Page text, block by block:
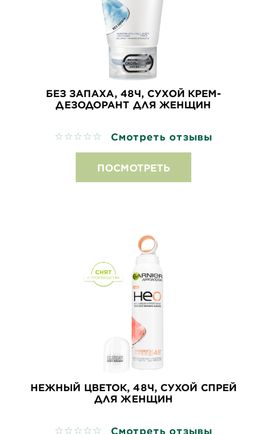
БЕЗ ЗАПАХА, 48Ч, СУХОЙ КРЕМ-
ДЕЗОДОРАНТ ДЛЯ ЖЕНЩИН
No reviews Смотреть отзывы
ПОСМОТРЕТЬ
НЕЖНЫЙ ЦВЕТОК, 48Ч, СУХОЙ СПРЕЙ
ДЛЯ ЖЕНЩИН
No reviews Смотреть отзывы